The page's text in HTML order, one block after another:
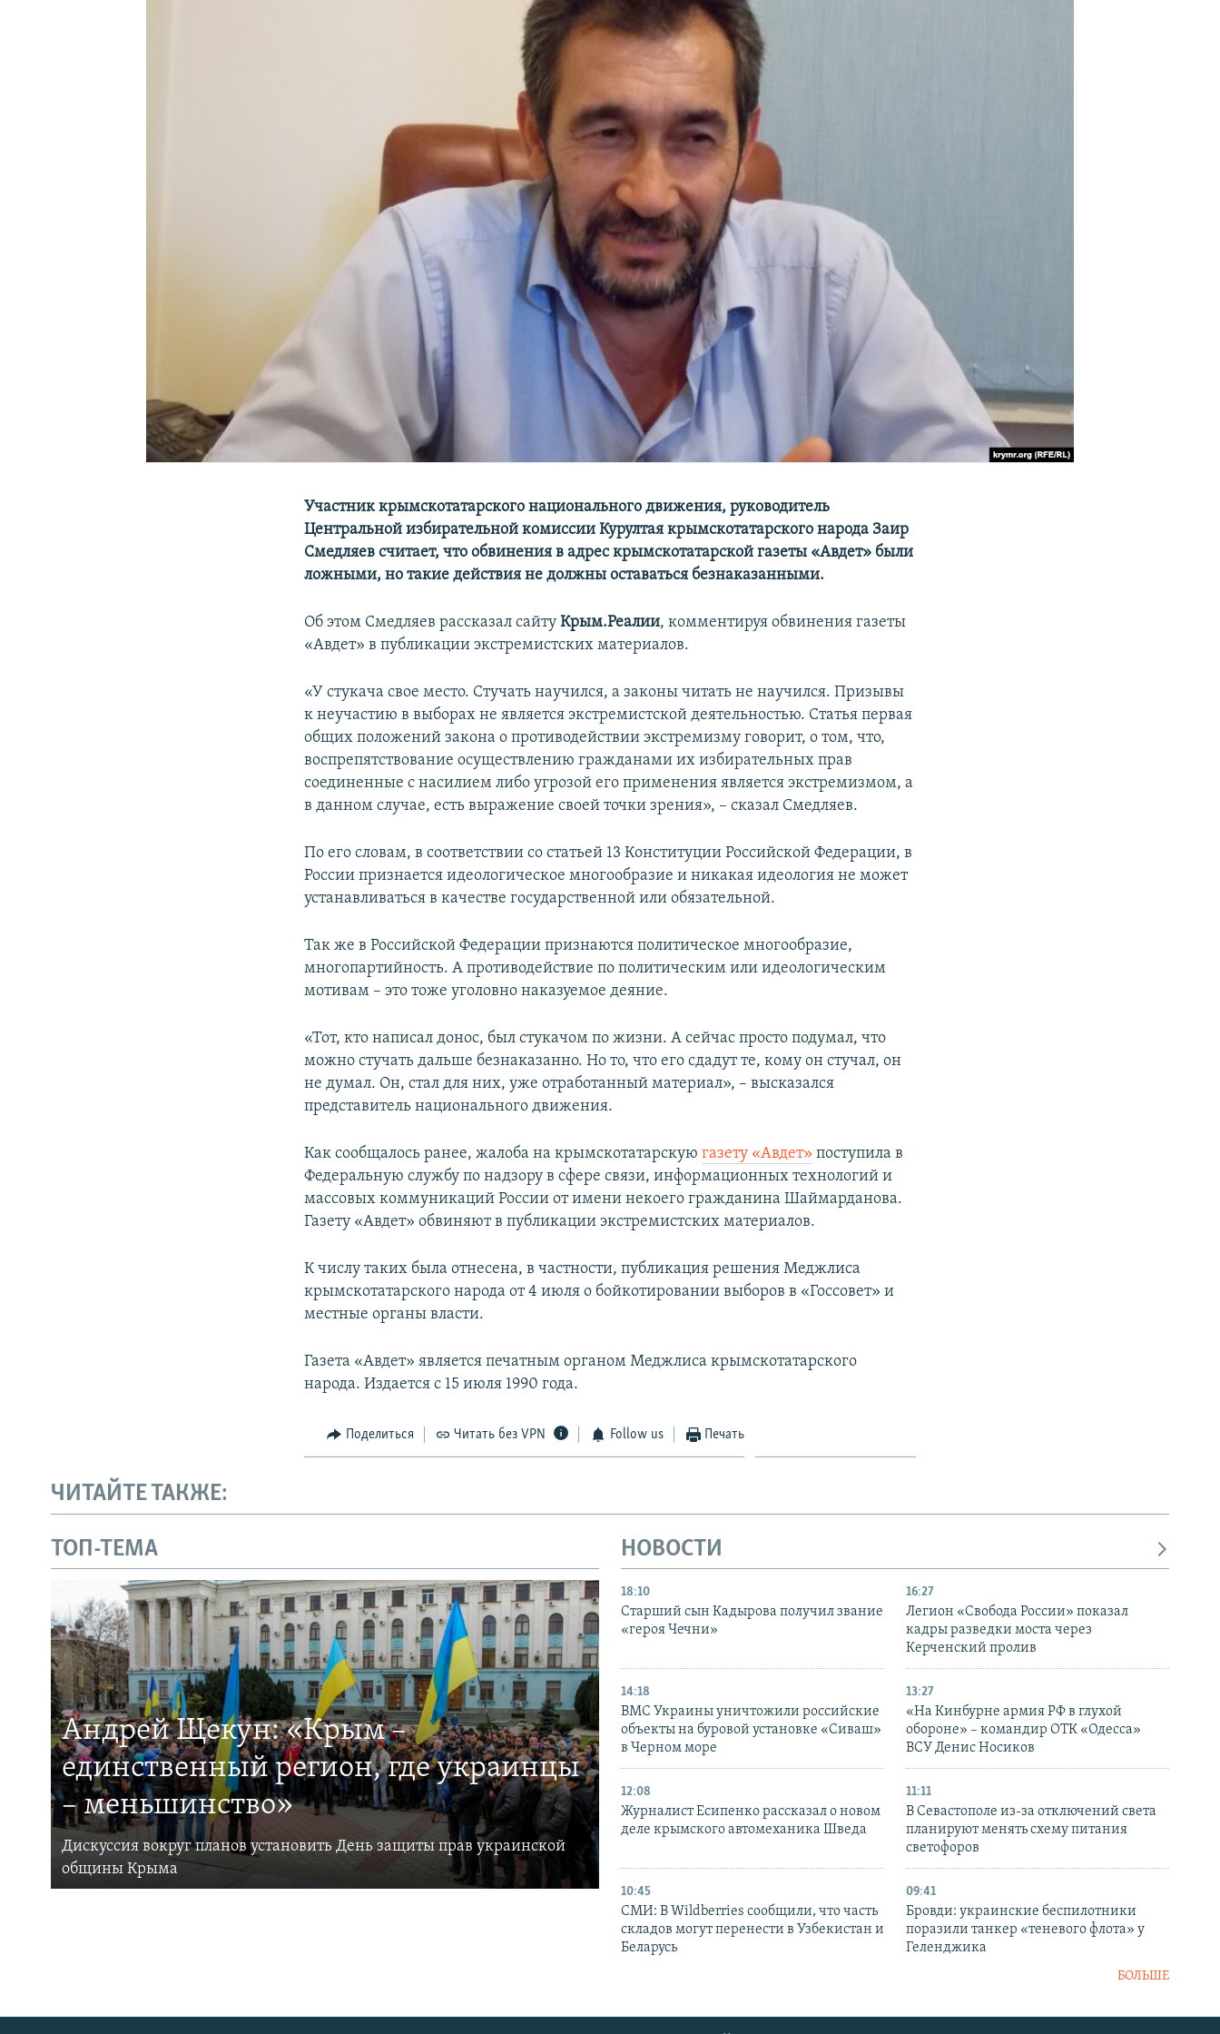
Участник крымскотатарского национального движения, руководитель
Центральной избирательной комиссии Курултая крымскотатарского народа Заир
Смедляев считает, что обвинения в адрес крымскотатарской газеты «Авдет» были
ложными, но такие действия не должны оставаться безнаказанными.
Об этом Смедляев рассказал сайтуКрым.Реалии, комментируя обвинения газеты
«Авдет» в публикации экстремистских материалов.
«У стукача свое место. Стучать научился, а законы читать не научился. Призывы
к неучастию в выборах не является экстремистской деятельностью. Статья первая
общих положений закона о противодействии экстремизму говорит, о том, что,
воспрепятствование осуществлению гражданами их избирательных прав
соединенные с насилием либо угрозой его применения является экстремизмом, а
в данном случае, есть выражение своей точки зрения», – сказал Смедляев.
По его словам, в соответствии со статьей 13 Конституции Российской Федерации, в
России признается идеологическое многообразие и никакая идеология не может
устанавливаться в качестве государственной или обязательной.
Так же в Российской Федерации признаются политическое многообразие,
многопартийность. А противодействие по политическим или идеологическим
мотивам – это тоже уголовно наказуемое деяние.
«Тот, кто написал донос, был стукачом по жизни. А сейчас просто подумал, что
можно стучать дальше безнаказанно. Но то, что его сдадут те, кому он стучал, он
не думал. Он, стал для них, уже отработанный материал», – высказался
представитель национального движения.
Как сообщалось ранее, жалоба на крымскотатарскуюгазету «Авдет» поступила в
Федеральную службу по надзору в сфере связи, информационных технологий и
массовых коммуникаций России от имени некоего гражданина Шаймарданова.
Газету «Авдет» обвиняют в публикации экстремистских материалов.
К числу таких была отнесена, в частности, публикация решения Меджлиса
крымскотатарского народа от 4 июля о бойкотировании выборов в «Госсовет» и
местные органы власти.
Газета «Авдет» является печатным органом Меджлиса крымскотатарского
народа. Издается с 15 июля 1990 года.
Поделиться Читать без VPN Follow us Печать
ЧИТАЙТЕ ТАКЖЕ:
ТОП-ТЕМА
Андрей Щекун: «Крым –
единственный регион, где украинцы
– меньшинство»
Дискуссия вокруг планов установить День защиты прав украинской
общины Крыма
НОВОСТИ
18:10
Старший сын Кадырова получил звание
«героя Чечни»
16:27
Легион «Свобода России» показал
кадры разведки моста через
Керченский пролив
14:18
ВМС Украины уничтожили российские
объекты на буровой установке «Сиваш»
в Черном море
13:27
«На Кинбурне армия РФ в глухой
обороне» – командир ОТК «Одесса»
ВСУ Денис Носиков
12:08
Журналист Есипенко рассказал о новом
деле крымского автомеханика Шведа
11:11
В Севастополе из-за отключений света
планируют менять схему питания
светофоров
10:45
СМИ: В Wildberries сообщили, что часть
складов могут перенести в Узбекистан и
Беларусь
09:41
Бровди: украинские беспилотники
поразили танкер «теневого флота» у
Геленджика
БОЛЬШЕ